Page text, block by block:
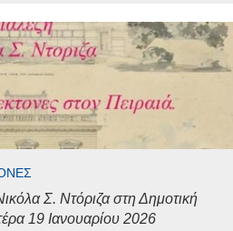
Σ. Ντόριζα στη Δημοτική
19 Ιανουαρίου 2026